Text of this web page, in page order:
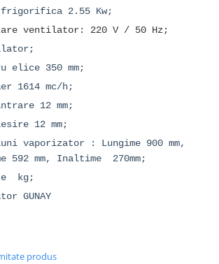
frigorifica 2.55 Kw;
ventilator: 220 V / 50 Hz;
elice 350 mm;
1614 mc/h;
12 mm;
12 mm;
vaporizator : Lungime 900 mm,
592 mm, Inaltime 270mm;
kg;
GUNAY
produs